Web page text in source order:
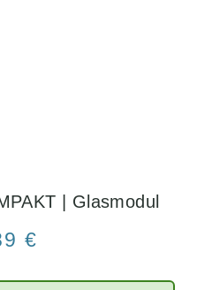
| Glasmodul
€